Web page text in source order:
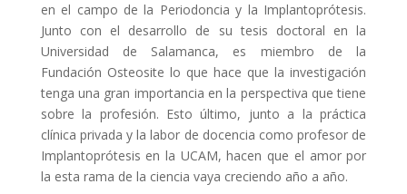
en el campo de la Periodoncia y la Implantoprótesis.
Junto con el desarrollo de su tesis doctoral en la
Universidad de Salamanca, es miembro de la
Fundación Osteosite lo que hace que la investigación
tenga una gran importancia en la perspectiva que tiene
sobre la profesión. Esto último, junto a la práctica
clínica privada y la labor de docencia como profesor de
Implantoprótesis en la UCAM, hacen que el amor por
la esta rama de la ciencia vaya creciendo año a año.